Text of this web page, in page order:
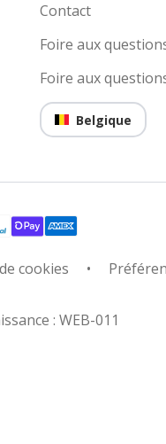
Contact
Foire aux
Foire aux
Belgique
cookies
: WEB-011